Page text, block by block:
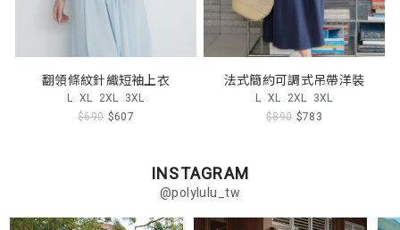
翻領條紋針織短袖上衣
L XL 2XL 3XL
$690 $607
法式簡約可調式吊帶洋裝
L XL 2XL 3XL
$890 $783
INSTAGRAM
@polylulu_tw